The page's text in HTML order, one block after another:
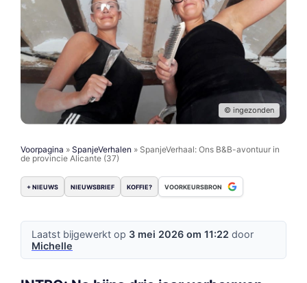
© ingezonden
Voorpagina » SpanjeVerhalen » SpanjeVerhaal: Ons B&B-avontuur in
de provincie Alicante (37)
+ NIEUWS NIEUWSBRIEF KOFFIE? VOORKEURSBRON
Laatst bijgewerkt op 3 mei 2026 om 11:22 door
Michelle